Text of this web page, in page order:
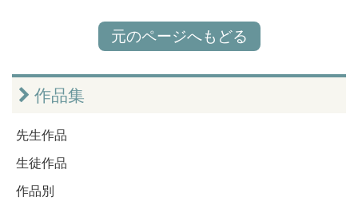
元のページへもどる
作品集
先生作品
生徒作品
作品別